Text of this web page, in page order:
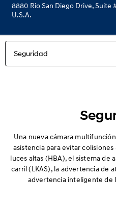
8880 Rio San Diego Drive, Suite
U.S.A.
Seguridad
Interior
Rendimiento
Seguridad
Una nueva cámara
asistencia para evitar
luces altas (HBA), el sistema de
carril (LKAS), la advertencia de
advertencia inteligente de